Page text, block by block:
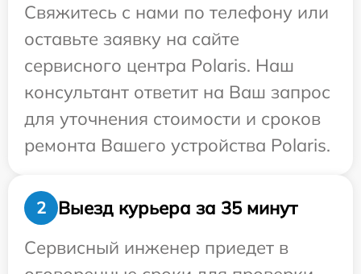
Свяжитесь с нами по телефону или
оставьте заявку на сайте
сервисного центра Polaris. Наш
консультант ответит на Ваш запрос
для уточнения стоимости и сроков
ремонта Вашего устройства Polaris.
2
Выезд курьера за 35 минут
Сервисный инженер приедет в